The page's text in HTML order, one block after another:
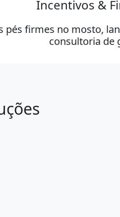
Incentivos &
pés firmes no mosto,
consultoria de